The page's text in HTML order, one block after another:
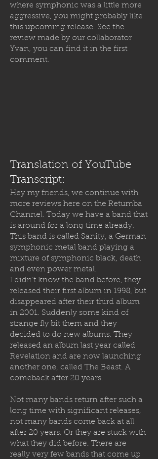
where symphonic was a little more
aggressive, you might probably like
this upcoming release. See the
review made by our collaborator
Yvan, you can find it in the first
comment.
Translation of YouTube
Transcript:
Hey my friends, we continue with
more reviews here on the Retumba
Channel. Today we have a band that
is around for a long time already.
This band is called Sanity, a German
symphonic metal band playing a
mixture of symphonic black, death
and even power metal.
I didn’t know the band before, they
released their first album in 1998, but
disappeared after their third album
in 2001. Suddenly some kind of
strange fly bit them and they
decided to do new albums. They
released an album last year called
Revelation and are now launching
another one, called The Beast. A
comeback after 20 years.
Not many bands return after such a
long time with significant releases,
not many bands come back at all
after 20 years. Or they are stuck with
what they did before. There are
really very few bands that come up